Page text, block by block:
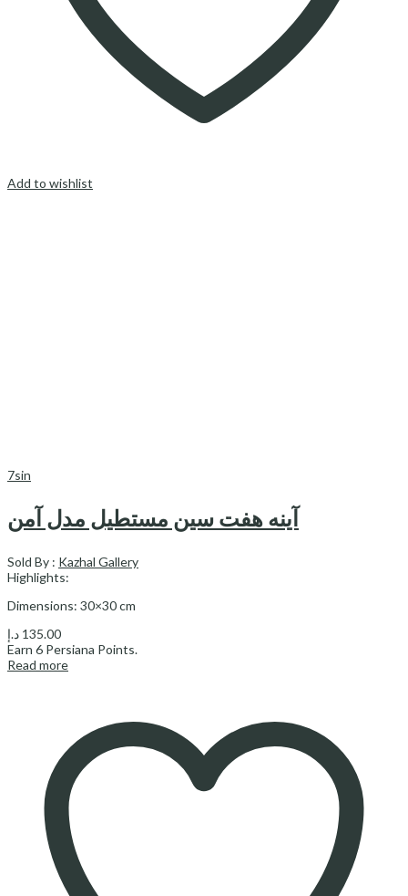
Add to wishlist
7sin
آینه هفت سین مستطیل مدل آمن
Sold By : Kazhal Gallery
Highlights:
Dimensions: 30×30 cm
135.00 د.إ
Earn 6 Persiana Points.
Read more